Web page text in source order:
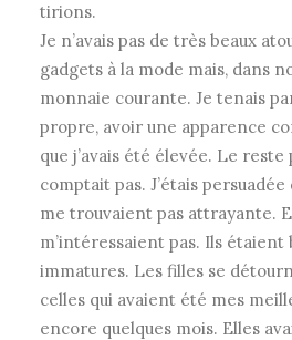
tirions.
Je n’avais pas de très beaux
gadgets à la mode mais, dans
monnaie courante. Je tenais
propre, avoir une apparence
que j’avais été élevée. Le
comptait pas. J’étais
me trouvaient pas attrayante.
m’intéressaient pas. Ils étaient
immatures. Les filles se
celles qui avaient été mes
encore quelques mois. Elles